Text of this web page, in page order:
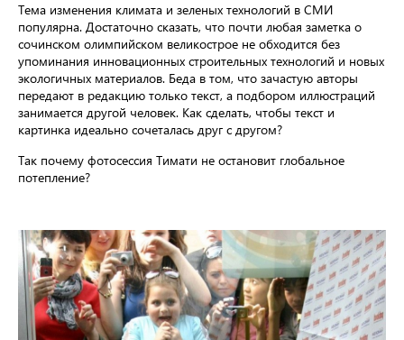
Тема изменения климата и зеленых технологий в СМИ
популярна. Достаточно сказать, что почти любая заметка о
сочинском олимпийском великострое не обходится без
упоминания инновационных строительных технологий и новых
экологичных материалов. Беда в том, что зачастую авторы
передают в редакцию только текст, а подбором иллюстраций
занимается другой человек. Как сделать, чтобы текст и
картинка идеально сочеталась друг с другом?
Так почему фотосессия Тимати не остановит глобальное
потепление?